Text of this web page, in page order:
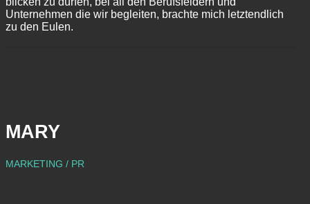
Unternehmen die wir begleiten, brachte mich letztendlich
zu den Eulen.
MARY
MARKETING / PR